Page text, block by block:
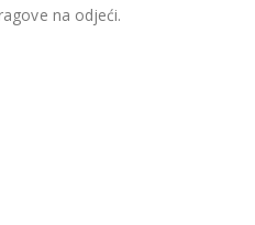
na odjeći.